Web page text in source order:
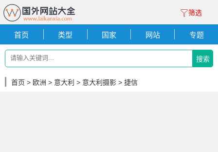
筛选
首页 类型 国家 网站 专题
搜索
首页 > 欧洲 > 意大利 > 意大利摄影 > 捷信